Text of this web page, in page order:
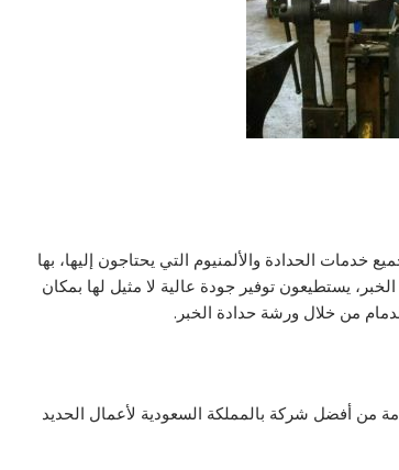
الحدادة والألمنيوم التي يحتاجون إليها، بها
يستطيعون توفير جودة عالية لا مثيل لها بمكان
من خلال ورشة حدادة الخبر.
من أفضل شركة بالمملكة السعودية لأعمال الحديد